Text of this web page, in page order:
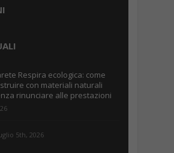
Respira ecologica: come
con materiali naturali
rinunciare alle prestazioni
5th, 2026